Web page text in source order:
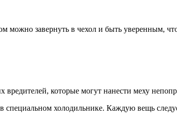
завернуть в чехол и быть уверенным,
вредителей, которые могут нанести меху
специальном холодильнике. Каждую вещь